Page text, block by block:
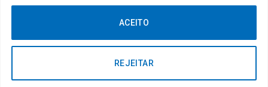
REJEITAR
ACEITO
uma
leis de transparência pública
Conheça oPNTPe oRadar da Transparência Pública